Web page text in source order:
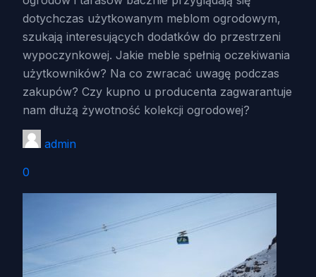
dotychczas użytkowanym meblom ogrodowym,
szukają interesujących dodatków do przestrzeni
wypoczynkowej. Jakie meble spełnią oczekiwania
użytkowników? Na co zwracać uwagę podczas
zakupów? Czy kupno u producenta zagwarantuje
nam dłużą żywotność kolekcji ogrodowej?
admin
0